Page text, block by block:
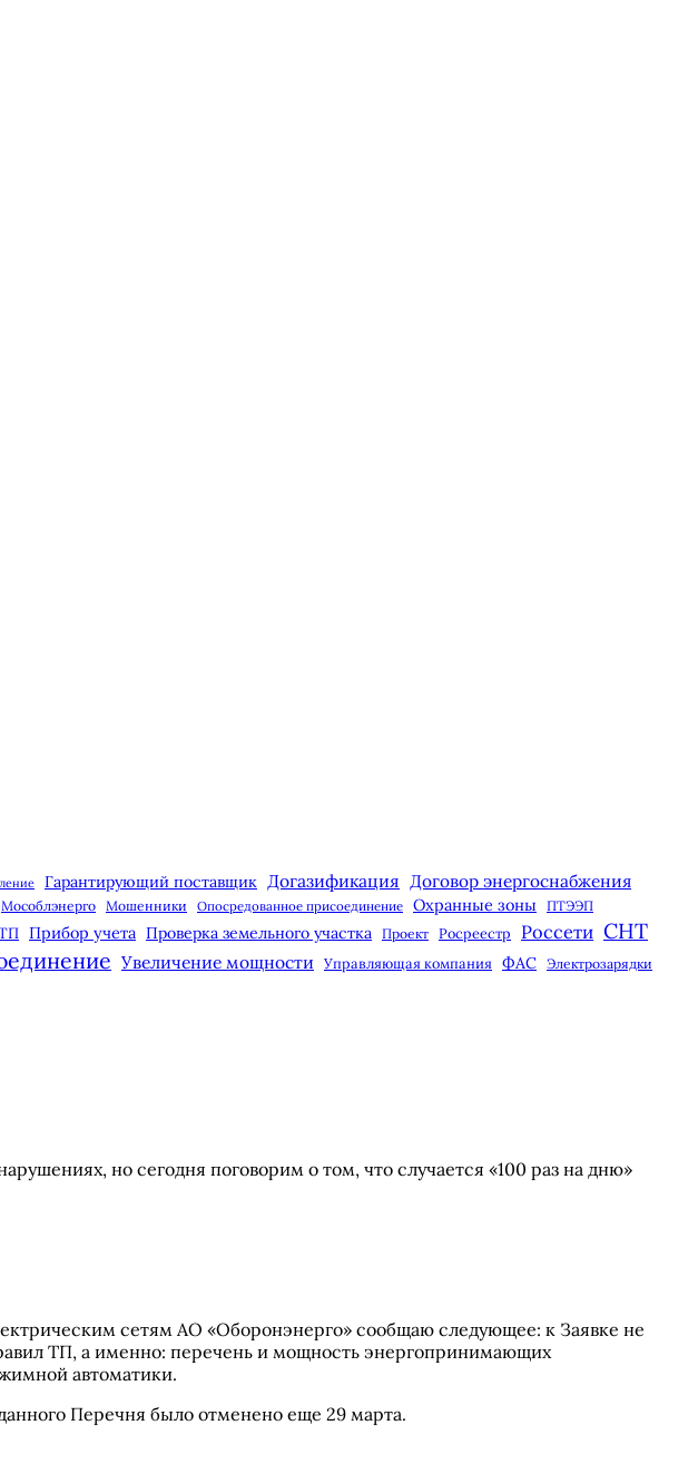
Гарантирующий поставщик Догазификация Договор энергоснабжения
Мособлэнерго Мошенники Опосредованное присоединение Охранные зоны ПТЭЭП
Прибор учета Проверка земельного участка Проект Росреестр Россети СНТ
Увеличение мощности Управляющая компания ФАС Электрозарядки
но сегодня поговорим о том, что случается «100 раз на дню»
сетям АО «Оборонэнерго» сообщаю следующее: к Заявке не
ТП, а именно: перечень и мощность энергопринимающих
автоматики.
Перечня было отменено еще 29 марта.